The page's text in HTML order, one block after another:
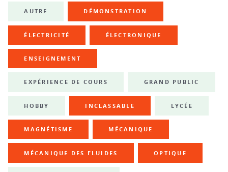
AUTRE DÉMONSTRATION
ÉLECTRICITÉ ÉLECTRONIQUE
ENSEIGNEMENT
EXPÉRIENCE DE COURS GRAND PUBLIC
HOBBY INCLASSABLE LYCÉE
MAGNÉTISME MÉCANIQUE
MÉCANIQUE DES FLUIDES OPTIQUE